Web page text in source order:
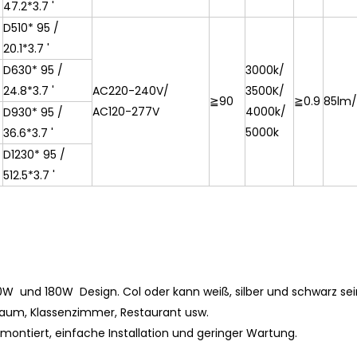
47.2*3.7 '
D510* 95 /
20.1*3.7 '
AC220-240V/
AC120-277V
≧90
3000k/
3500K/
4000k/
5000k
≧0.9
D630* 95 /
24.8*3.7 '
D930* 95 /
36.6*3.7 '
D1230* 95 /
512.5*3.7 '
und 180W Design. Col oder kann weiß, silber und schwarz
Klassenzimmer, Restaurant usw.
einfache Installation und geringer Wartung.